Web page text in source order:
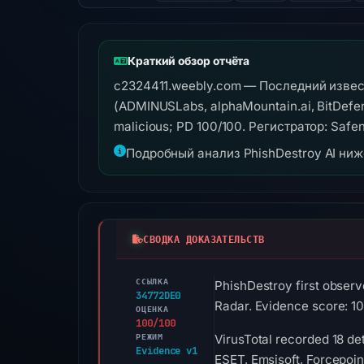
Краткий обзор отчёта
c2324411.weebly.com — Последний
(ADMINUSLabs, alphaMountain.ai,
malicious; PD 100/100. Регистратор:
Подробный анализ PhishDestroy AI
СВОДКА ДОКАЗАТЕЛЬСТВ
ССЫЛКА
34772DE0
ОЦЕНКА
100/100
РЕЖИМ
Evidence v1
PhishDestroy first
Radar. Evidence score:
VirusTotal recorded 18
ESET, Emsisoft,